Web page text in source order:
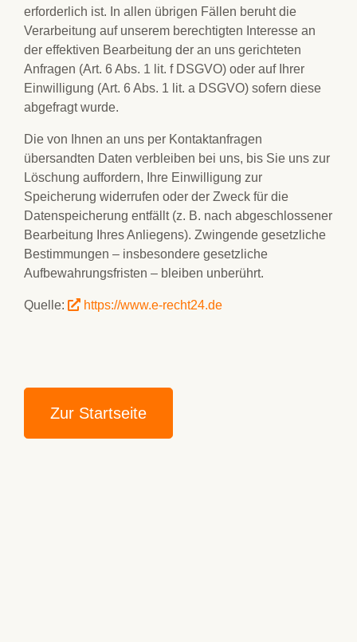
erforderlich ist. In allen übrigen Fällen beruht die
Verarbeitung auf unserem berechtigten Interesse an
der effektiven Bearbeitung der an uns gerichteten
Anfragen (Art. 6 Abs. 1 lit. f DSGVO) oder auf Ihrer
Einwilligung (Art. 6 Abs. 1 lit. a DSGVO) sofern diese
abgefragt wurde.
Die von Ihnen an uns per Kontaktanfragen
übersandten Daten verbleiben bei uns, bis Sie uns zur
Löschung auffordern, Ihre Einwilligung zur
Speicherung widerrufen oder der Zweck für die
Datenspeicherung entfällt (z. B. nach abgeschlossener
Bearbeitung Ihres Anliegens). Zwingende gesetzliche
Bestimmungen – insbesondere gesetzliche
Aufbewahrungsfristen – bleiben unberührt.
Quelle: https://www.e-recht24.de
Zur Startseite